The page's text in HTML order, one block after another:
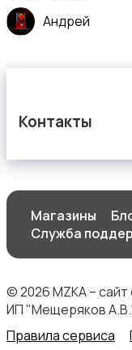
Андрей
Контакты
Магазины
Служба
© 2026 MZKA –
ИП "Мещеряков
Правила сервиса